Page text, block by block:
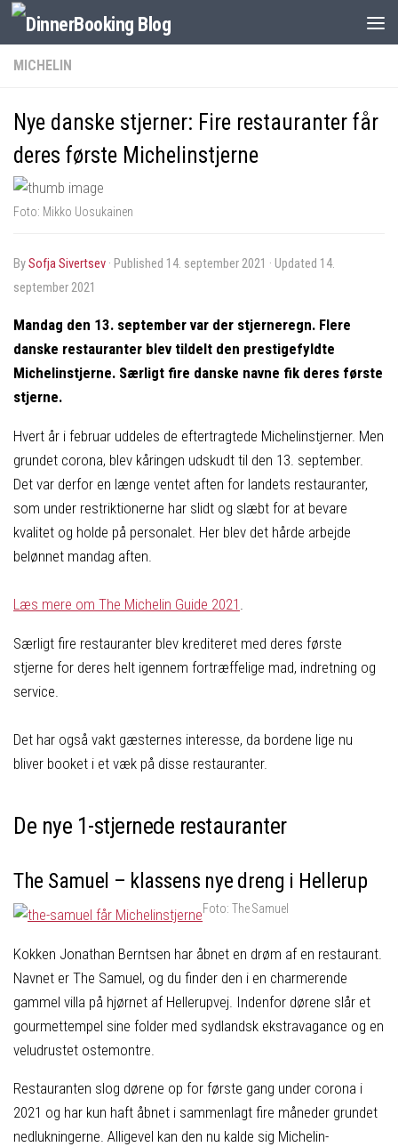
MICHELIN
Nye danske stjerner: Fire restauranter får
deres første Michelinstjerne
Foto: Mikko Uosukainen
bySofja Sivertsev · Published 14. september 2021 · Updated 14.
september 2021
Mandag den 13. september var der stjerneregn. Flere
danske restauranter blev tildelt den prestigefyldte
Michelinstjerne. Særligt fire danske navne fik deres første
stjerne.
Hvert år i februar uddeles de eftertragtede Michelinstjerner. Men
grundet corona, blev kåringen udskudt til den 13. september.
Det var derfor en længe ventet aften for landets restauranter,
som under restriktionerne har slidt og slæbt for at bevare
kvalitet og holde på personalet. Her blev det hårde arbejde
belønnet mandag aften.
Læs mere om The Michelin Guide 2021
Særligt fire restauranter blev krediteret med deres første
stjerne for deres helt igennem fortræffelige mad, indretning og
service.
Det har også vakt gæsternes interesse, da bordene lige nu
bliver booket i et væk på disse restauranter.
De nye 1-stjernede restauranter
The Samuel – klassens nye dreng i Hellerup
Foto: The Samuel
Kokken Jonathan Berntsen har åbnet en drøm af en restaurant.
Navnet er The Samuel, og du finder den i en charmerende
gammel villa på hjørnet af Hellerupvej. Indenfor dørene slår et
gourmettempel sine folder med sydlandsk ekstravagance og en
veludrustet ostemontre.
Restauranten slog dørene op for første gang under corona i
2021 og har kun haft åbnet i sammenlagt fire måneder grundet
nedlukningerne. Alligevel kan den nu kalde sig Michelin-